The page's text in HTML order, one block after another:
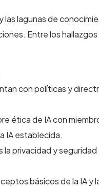
las lagunas de
Entre los hallazgos
con políticas y
ética de IA con
IA establecida.
privacidad y seguridad
básicos de la IA y